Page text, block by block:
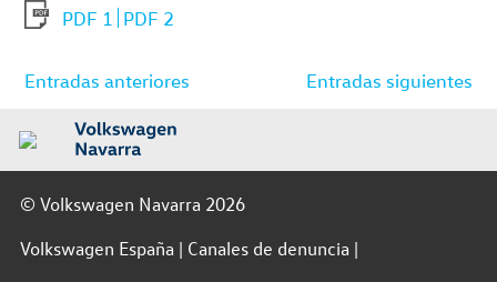
PDF 1 PDF 2
Navegación
entradas
Entradas anteriores Entradas siguientes
© Volkswagen Navarra 2026
Volkswagen España
Canales de denuncia